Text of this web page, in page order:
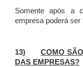
Somente após a
empresa poderá ser
13)COMO
DAS EMPRESAS?